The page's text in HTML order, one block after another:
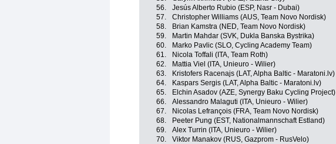
56.
Jesús Alberto Rubio (ESP, Nasr - Dubai)
57.
Christopher Williams (AUS, Team Novo Nordisk)
58.
Brian Kamstra (NED, Team Novo Nordisk)
59.
Martin Mahdar (SVK, Dukla Banska Bystrika)
60.
Marko Pavlic (SLO, Cycling Academy Team)
61.
Nicola Toffali (ITA, Team Roth)
62.
Mattia Viel (ITA, Unieuro - Wilier)
63.
Kristofers Racenajs (LAT, Alpha Baltic - Maratoni.lv)
64.
Kaspars Sergis (LAT, Alpha Baltic - Maratoni.lv)
65.
Elchin Asadov (AZE, Synergy Baku Cycling Project)
66.
Alessandro Malaguti (ITA, Unieuro - Wilier)
67.
Nicolas Lefrançois (FRA, Team Novo Nordisk)
68.
Peeter Pung (EST, Nationalmannschaft Estland)
69.
Alex Turrin (ITA, Unieuro - Wilier)
70.
Viktor Manakov (RUS, Gazprom - RusVelo)